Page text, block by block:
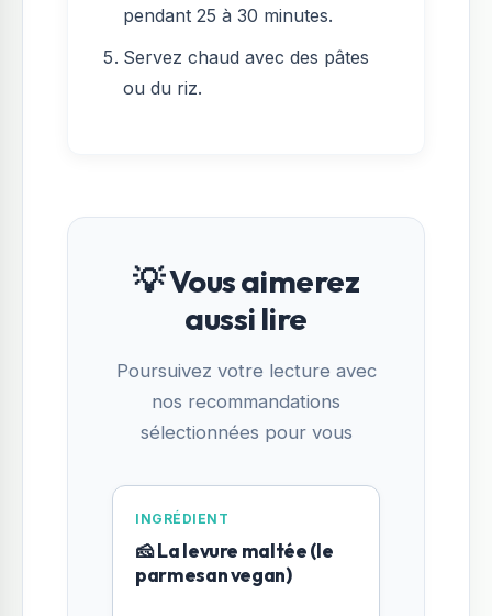
pendant 25 à 30 minutes.
Servez chaud avec des pâtes
ou du riz.
💡 Vous aimerez
aussi lire
Poursuivez votre lecture avec
nos recommandations
sélectionnées pour vous
INGRÉDIENT
🧀 La levure maltée (le
parmesan vegan)